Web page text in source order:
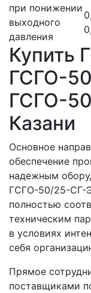
при понижении
выходного
давления
Купить
ГСГО-
ГСГО-
Казани
Основное
обеспечение
надежным
ГСГО-50/25-СГ-
полностью
техническим
в условиях
себя
Прямое
поставщиками